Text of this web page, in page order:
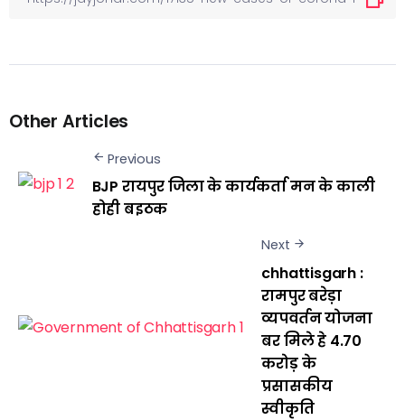
Other Articles
Previous
BJP रायपुर जिला के कार्यकर्ता मन के काली
होही बइठक
Next
chhattisgarh :
रामपुर बरेड़ा
व्यपवर्तन योजना
बर मिले हे 4.70
करोड़ के
प्रसासकीय
स्वीकृति